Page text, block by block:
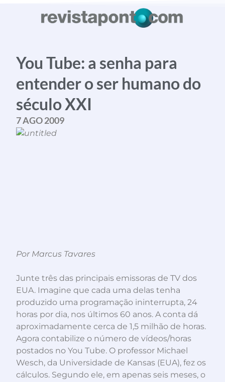
conheça o programa
You Tube: a senha para
entender o ser humano do
século XXI
7 AGO 2009
Por Marcus Tavares
Junte três das principais emissoras de TV dos
EUA. Imagine que cada uma delas tenha
produzido uma programação ininterrupta, 24
horas por dia, nos últimos 60 anos. A conta dá
aproximadamente cerca de 1,5 milhão de horas.
Agora contabilize o número de vídeos/horas
postados no You Tube. O professor Michael
Wesch, da Universidade de Kansas (EUA), fez os
cálculos. Segundo ele, em apenas seis meses, o